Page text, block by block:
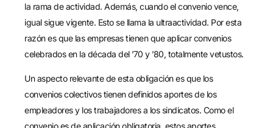
la rama de actividad. Además, cuando el convenio vence,
igual sigue vigente. Esto se llama la ultraactividad. Por esta
razón es que las empresas tienen que aplicar convenios
celebrados en la década del ’70 y ’80, totalmente vetustos.
Un aspecto relevante de esta obligación es que los
convenios colectivos tienen definidos aportes de los
empleadores y los trabajadores a los sindicatos. Como el
convenio es de aplicación obligatoria, estos aportes